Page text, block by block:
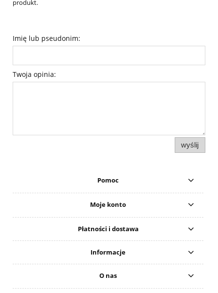
produkt.
Imię lub pseudonim:
Twoja opinia:
wyślij
Pomoc
Moje konto
Płatności i dostawa
Informacje
O nas